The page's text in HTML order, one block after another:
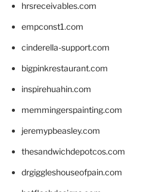
hrsreceivables.com
empconst1.com
cinderella-support.com
bigpinkrestaurant.com
inspirehuahin.com
memmingerspainting.com
jeremypbeasley.com
thesandwichdepotcos.com
drgiggleshouseofpain.com